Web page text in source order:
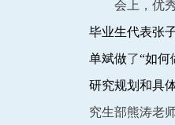
会上，优
毕业生代表张
单斌做了“如何
研究规划和具
究生部熊涛老